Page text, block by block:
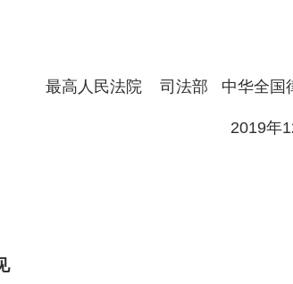
最高人民法院 司法部 中华全国
2019年